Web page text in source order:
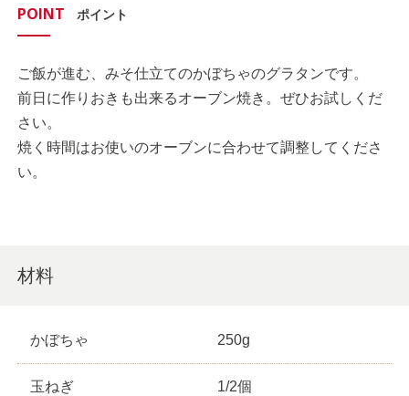
POINT ポイント
ご飯が進む、みそ仕立てのかぼちゃのグラタンです。
前日に作りおきも出来るオーブン焼き。ぜひお試しくだ
さい。
焼く時間はお使いのオーブンに合わせて調整してくださ
い。
材料
かぼちゃ 250g
玉ねぎ 1/2個